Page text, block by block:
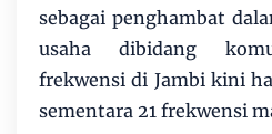
sebagai penghambat
usaha dibidang
frekwensi di Jambi kini
sementara 21 frekwensi